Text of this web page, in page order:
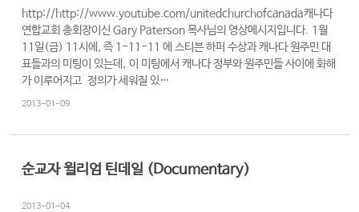
선
교
와
나
눔
배
료
http://http://www.youtube.com/unitedchurchofcanada캐나다
연합교회 총회장이신 Gary Paterson 목사님의 영상메시지입니다. 1월
11일(금) 11시에, 즉 1-11-11 에 스티븐 하퍼 수상과 캐나다 원주민 대
표들과의 미팅이 있는데, 이 미팅에서 캐나다 정부와 원주민들 사이에 화해
가 이루어지고 정의가 세워질 있…
2013-01-09
순교자 윌리엄 틴데일 (Documentary)
2013-01-04